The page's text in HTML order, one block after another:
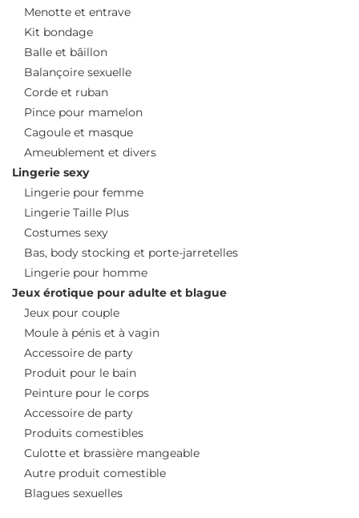
Menotte et entrave
Kit bondage
Balle et bâillon
Balançoire sexuelle
Corde et ruban
Pince pour mamelon
Cagoule et masque
Ameublement et divers
Lingerie sexy
Lingerie pour femme
Lingerie Taille Plus
Costumes sexy
Bas, body stocking et porte-jarretelles
Lingerie pour homme
Jeux érotique pour adulte et blague
Jeux pour couple
Moule à pénis et à vagin
Accessoire de party
Produit pour le bain
Peinture pour le corps
Accessoire de party
Produits comestibles
Culotte et brassière mangeable
Autre produit comestible
Blagues sexuelles